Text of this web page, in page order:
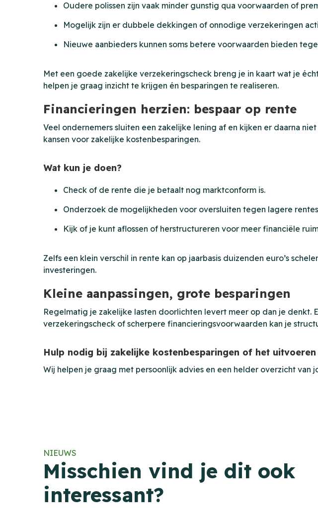
Oudere polissen zijn vaak minder gunstig qua voorwaarden of
Mogelijk zijn er dubbele dekkingen of onnodige verzekeringen
Nieuwe aanbieders kunnen soms betere voorwaarden bieden
Met een goede zakelijke verzekeringscheck breng je in kaart wat je
helpen je graag inzicht te krijgen én besparingen te realiseren.
Financieringen herzien: bespaar op rente
Veel ondernemers sluiten een zakelijke lening af en kijken er daarna
kansen voor zakelijke kostenbesparingen.
Wat kun je doen?
Check of de rente die je betaalt nog marktconform is.
Onderzoek de mogelijkheden voor oversluiten tegen lagere
Kijk of je kunt aflossen of herstructureren voor meer financiële
Zelfs een klein verschil in rente kan op jaarbasis duizenden euro’s
investeringen.
Kleine aanpassingen, grote besparingen
Regelmatig je zakelijke lasten doorlichten levert meer op dan je denkt.
verzekeringscheck of scherpere financieringsvoorwaarden kan je
Hulp nodig bij zakelijke kostenbesparingen of het
Wij helpen je graag met persoonlijk advies en een helder overzicht van
NIEUWS
Misschien vind je dit ook
interessant?